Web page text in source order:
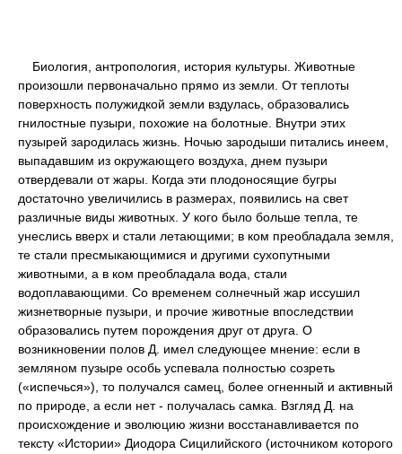
Биология, антропология, история культуры. Животные
произошли первоначально прямо из земли. От теплоты
поверхность полужидкой земли вздулась, образовались
гнилостные пузыри, похожие на болотные. Внутри этих
пузырей зародилась жизнь. Ночью зародыши питались инеем,
выпадавшим из окружающего воздуха, днем пузыри
отвердевали от жары. Когда эти плодоносящие бугры
достаточно увеличились в размерах, появились на свет
различные виды животных. У кого было больше тепла, те
унеслись вверх и стали летающими; в ком преобладала земля,
те стали пресмыкающимися и другими сухопутными
животными, а в ком преобладала вода, стали
водоплавающими. Со временем солнечный жар иссушил
жизнетворные пузыри, и прочие животные впоследствии
образовались путем порождения друг от друга. О
возникновении полов Д. имел следующее мнение: если в
земляном пузыре особь успевала полностью созреть
(«испечься»), то получался самец, более огненный и активный
по природе, а если нет - получалась самка. Взгляд Д. на
происхождение и эволюцию жизни восстанавливается по
тексту «Истории» Диодора Сицилийского (источником которого